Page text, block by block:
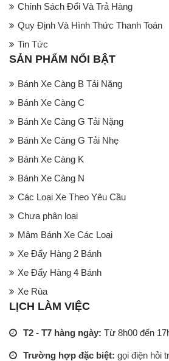
Chính Sách Đổi Và Trả Hàng
Quy Định Và Hình Thức Thanh Toán
Tin Tức
SẢN PHẨM NỔI BẬT
Bánh Xe Càng B Tải Nặng
Bánh Xe Càng C
Bánh Xe Càng G Tải Nặng
Bánh Xe Càng G Tải Nhẹ
Bánh Xe Càng K
Bánh Xe Càng N
Các Loại Xe Theo Yêu Cầu
Chưa phân loại
Mâm Bánh Xe Các Loại
Xe Đẩy Hàng 2 Bánh
Xe Đẩy Hàng 4 Bánh
Xe Rùa
LỊCH LÀM VIỆC
T2 - T7 hàng ngày: Từ 8h00 đến
Trường hợp đặc biệt: gọi điện hỏi